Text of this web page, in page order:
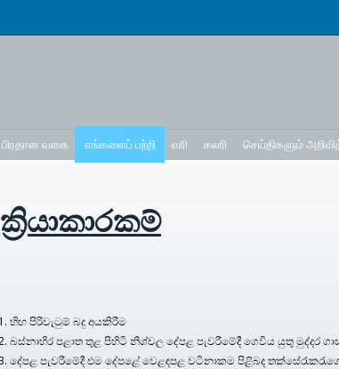
பிரதான வகை எங்களைப் பற்றி வரி கலரி செய்திகளும்
ක්‍රියාකාරකම්
හිඟ පිරිවැටුම් බදු අයකිරීම
බස්නාහිර පළාත තුළ පිහිටි නිශ්චල දේපළ පැවරීමේදී ගෙවිය යුතු මුද්දර
දේපළ පැවරීමේදී එම දේපළේ වෙළඳපළ වටිනාකම පිළිබද